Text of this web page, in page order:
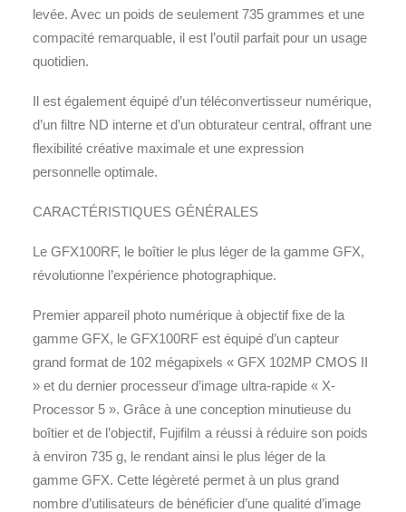
levée. Avec un poids de seulement 735 grammes et une
compacité remarquable, il est l’outil parfait pour un usage
quotidien.
Il est également équipé d’un téléconvertisseur numérique,
d’un filtre ND interne et d’un obturateur central, offrant une
flexibilité créative maximale et une expression
personnelle optimale.
CARACTÉRISTIQUES GÉNÉRALES
Le GFX100RF, le boîtier le plus léger de la gamme GFX,
révolutionne l’expérience photographique.
Premier appareil photo numérique à objectif fixe de la
gamme GFX, le GFX100RF est équipé d’un capteur
grand format de 102 mégapixels « GFX 102MP CMOS II
» et du dernier processeur d’image ultra-rapide « X-
Processor 5 ». Grâce à une conception minutieuse du
boîtier et de l’objectif, Fujifilm a réussi à réduire son poids
à environ 735 g, le rendant ainsi le plus léger de la
gamme GFX. Cette légèreté permet à un plus grand
nombre d’utilisateurs de bénéficier d’une qualité d’image